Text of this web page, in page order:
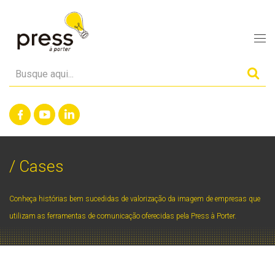
/ Cases
Conheça histórias bem sucedidas de valorização da imagem de empresas que
utilizam as ferramentas de comunicação oferecidas pela Press à Porter.